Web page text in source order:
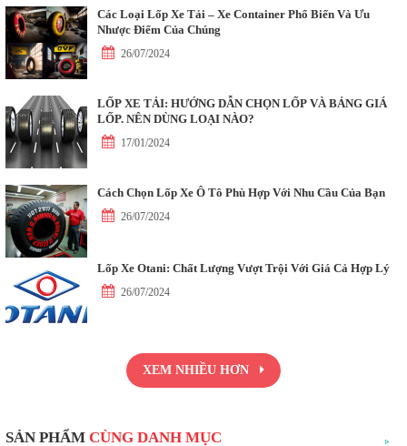
Các Loại Lốp Xe Tải – Xe Container Phổ Biến Và Ưu
Nhược Điểm Của Chúng
26/07/2024
LỐP XE TẢI: HƯỚNG DẪN CHỌN LỐP VÀ BẢNG GIÁ
LỐP. NÊN DÙNG LOẠI NÀO?
17/01/2024
Cách Chọn Lốp Xe Ô Tô Phù Hợp Với Nhu Cầu Của Bạn
26/07/2024
Lốp Xe Otani: Chất Lượng Vượt Trội Với Giá Cả Hợp Lý
26/07/2024
XEM NHIỀU HƠN
SẢN PHẨM CÙNG DANH MỤC